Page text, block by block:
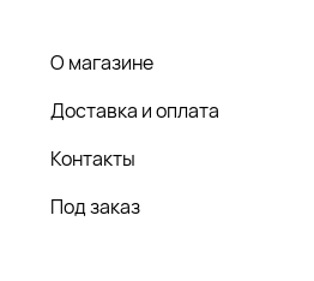
О магазине
Доставка и оплата
Контакты
Под заказ